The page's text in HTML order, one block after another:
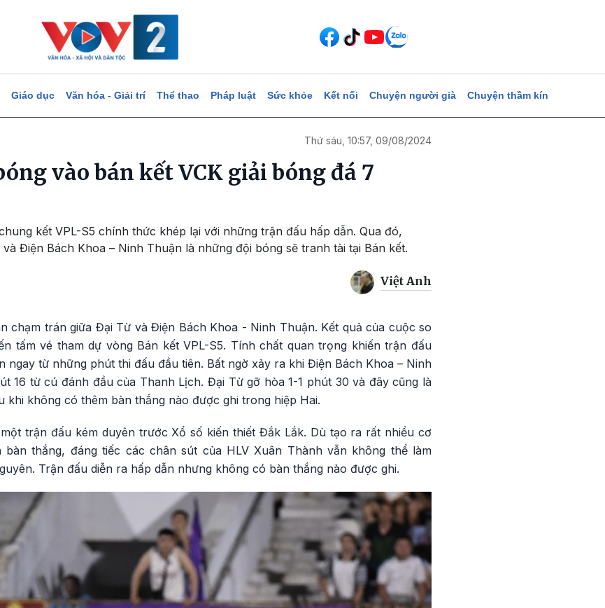
Giáo dục Văn hóa - Giải trí Thể thao Pháp luật Sức khỏe Kết nối Chuyện người già Chuyện thầm kín
Thứ sáu, 10:57, 09/08/2024
vào bán kết VCK giải bóng đá 7
kết VPL-S5 chính thức khép lại với những trận đấu hấp dẫn. Qua đó,
Điện Bách Khoa – Ninh Thuận là những đội bóng sẽ tranh tài tại Bán kết.
Việt Anh
chạm trán giữa Đại Từ và Điện Bách Khoa - Ninh Thuận. Kết quả của cuộc so
tấm vé tham dự vòng Bán kết VPL-S5. Tính chất quan trọng khiến trận đấu
ngay từ những phút thi đấu đầu tiên. Bất ngờ xảy ra khi Điện Bách Khoa – Ninh
16 từ cú đánh đầu của Thanh Lịch. Đại Từ gỡ hòa 1-1 phút 30 và đây cũng là
khi không có thêm bàn thắng nào được ghi trong hiệp Hai.
trận đấu kém duyên trước Xổ số kiến thiết Đắk Lắk. Dù tạo ra rất nhiều cơ
thắng, đáng tiếc các chân sút của HLV Xuân Thành vẫn không thể làm
Trận đấu diễn ra hấp dẫn nhưng không có bàn thắng nào được ghi.